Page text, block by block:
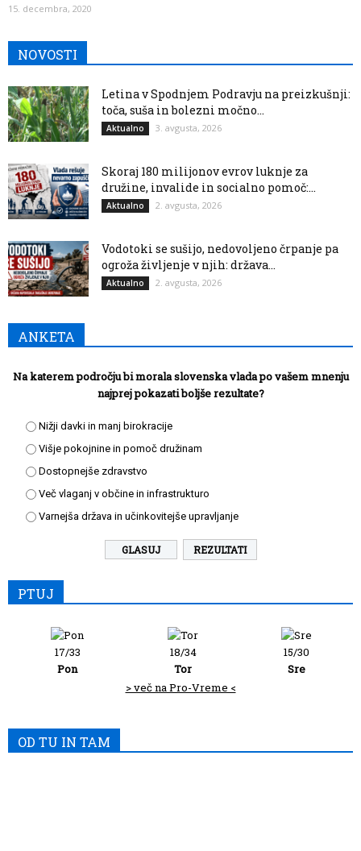
15. decembra, 2020
NOVOSTI
Letina v Spodnjem Podravju na preizkušnji:
toča, suša in bolezni močno...
Aktualno 3. avgusta, 2026
Skoraj 180 milijonov evrov luknje za
družine, invalide in socialno pomoč:...
Aktualno 2. avgusta, 2026
Vodotoki se sušijo, nedovoljeno črpanje pa
ogroža življenje v njih: država...
Aktualno 2. avgusta, 2026
ANKETA
Na katerem področju bi morala slovenska vlada po vašem mnenju
najprej pokazati boljše rezultate?
Nižji davki in manj birokracije
Višje pokojnine in pomoč družinam
Dostopnejše zdravstvo
Več vlaganj v občine in infrastrukturo
Varnejša država in učinkovitejše upravljanje
REZULTATI
PTUJ
17/33
Pon
18/34
Tor
15/30
Sre
> več na Pro-Vreme <
OD TU IN TAM